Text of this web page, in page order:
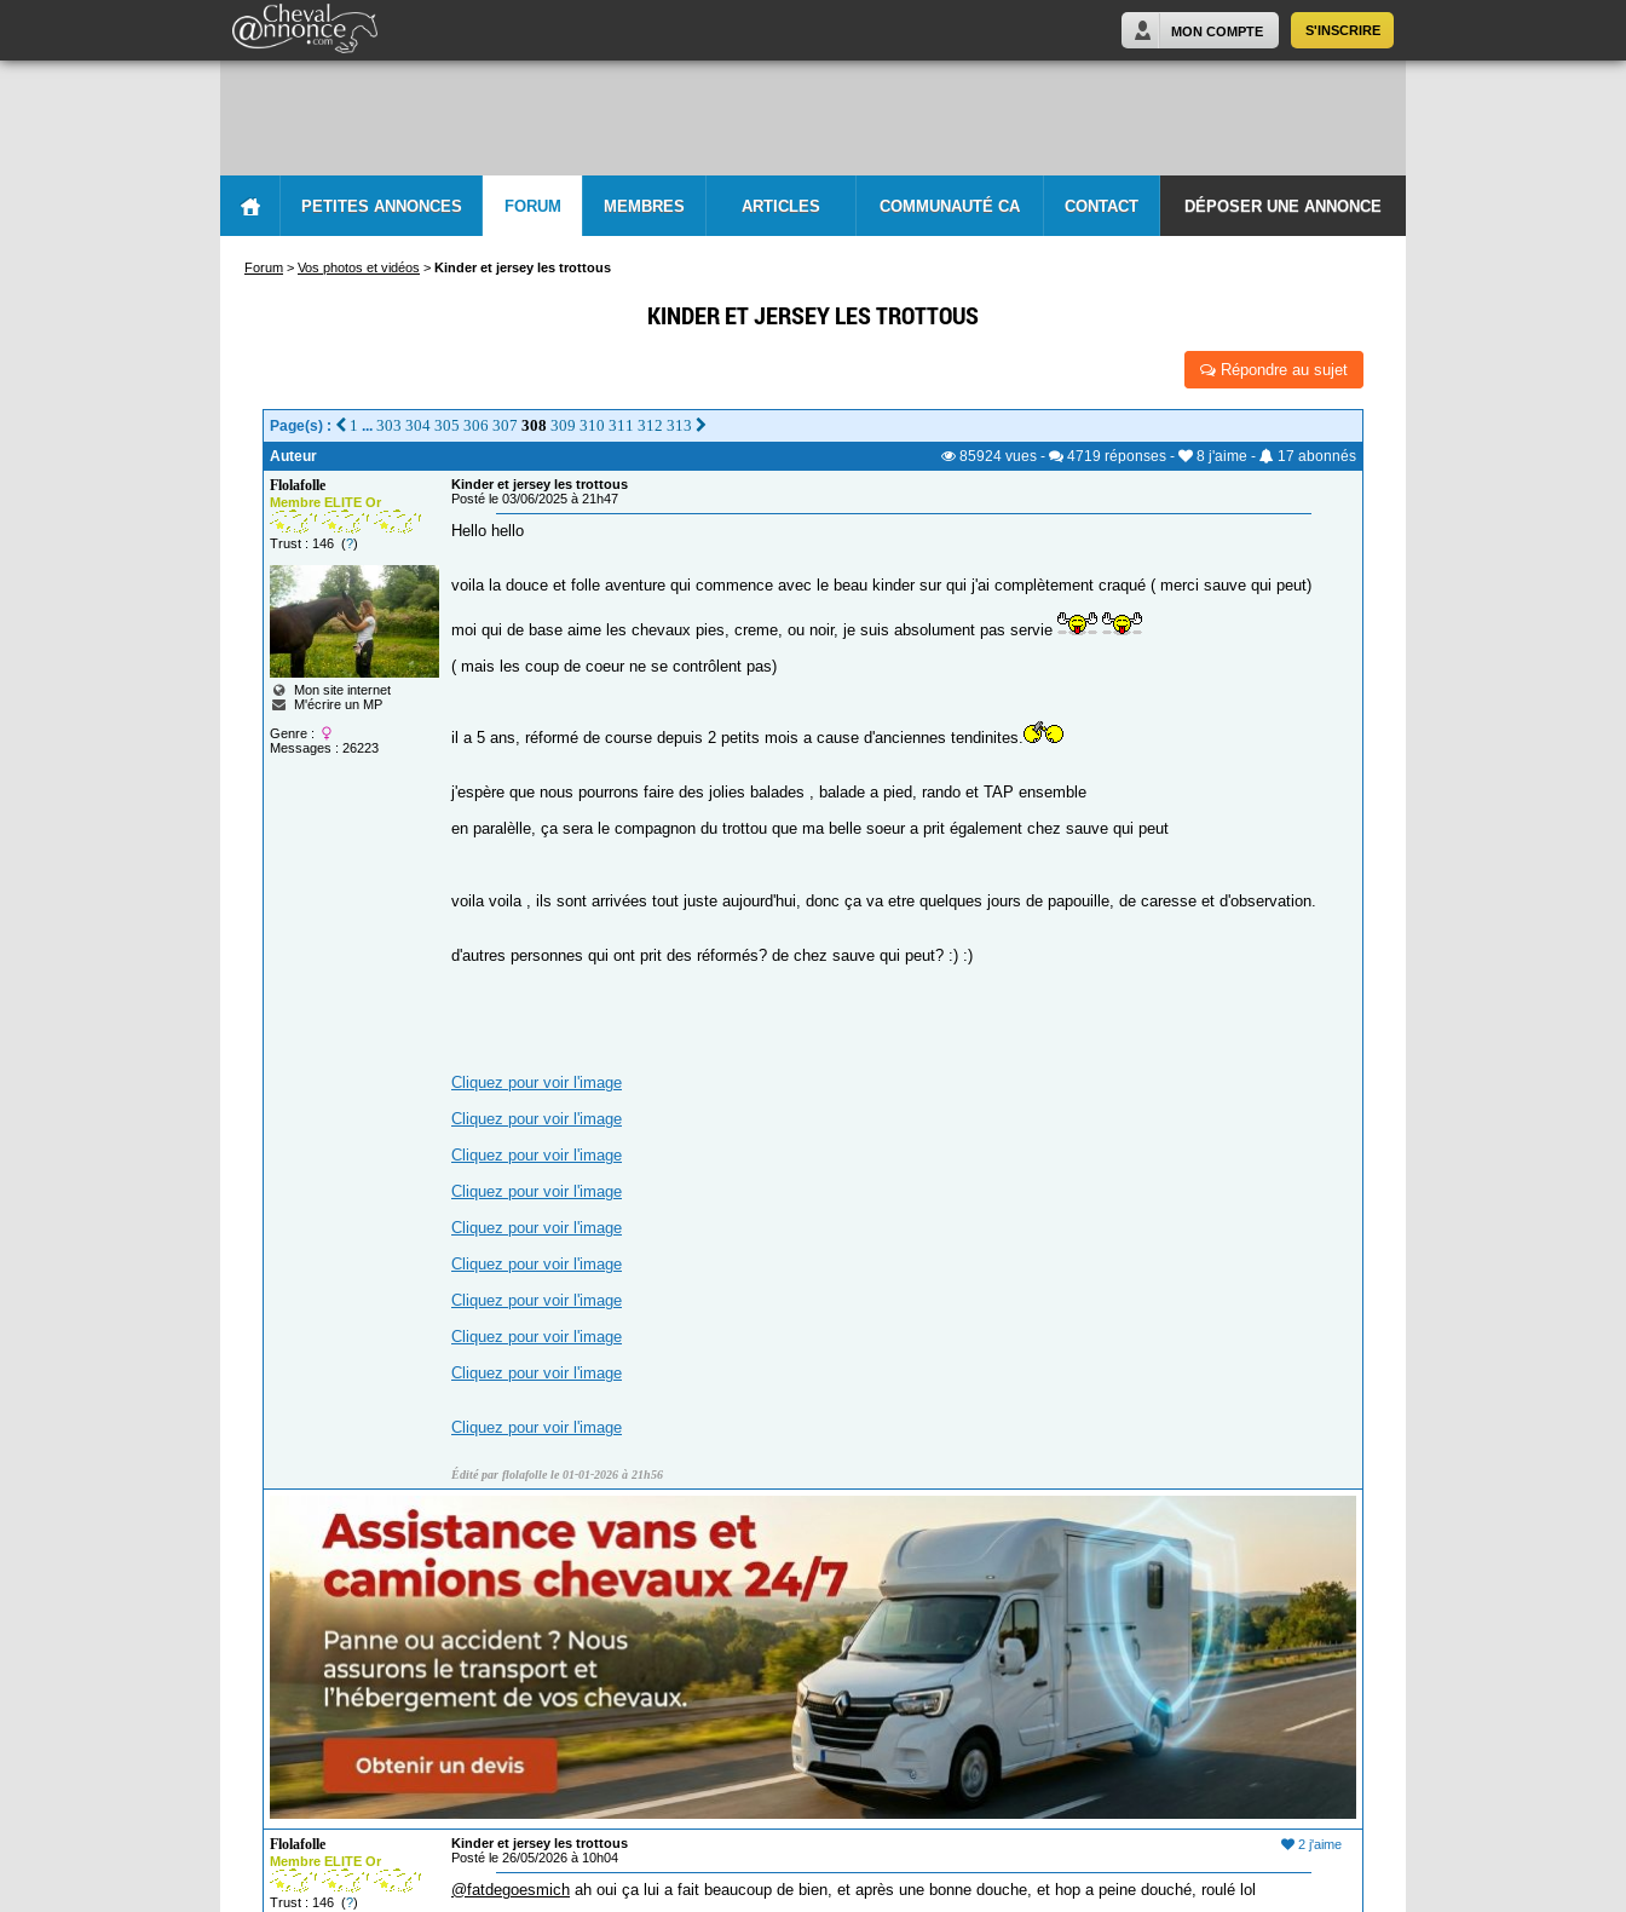
S'INSCRIRE
MON COMPTE
PETITES ANNONCES FORUM MEMBRES ARTICLES COMMUNAUTÉ CA CONTACT DÉPOSER UNE ANNONCE
Forum > Vos photos et vidéos > Kinder et jersey les trottous
KINDER ET JERSEY LES TROTTOUS
Répondre au sujet
Page(s) : 1 ... 303 304 305 306 307 308 309 310 311 312 313
Auteur 85924 vues - 4719 réponses - 8 j'aime - 17 abonnés
Flolafolle
Membre ELITE Or
Trust : 146 (?)
Mon site internet
M'écrire un MP
Genre :
Messages : 26223
Kinder et jersey les trottous
Posté le 03/06/2025 à 21h47
Hello hello
voila la douce et folle aventure qui commence avec le beau kinder sur qui j'ai complètement craqué ( merci sauve qui peut)
moi qui de base aime les chevaux pies, creme, ou noir, je suis absolument pas servie
( mais les coup de coeur ne se contrôlent pas)
il a 5 ans, réformé de course depuis 2 petits mois a cause d'anciennes tendinites.
j'espère que nous pourrons faire des jolies balades , balade a pied, rando et TAP ensemble
en paralèlle, ça sera le compagnon du trottou que ma belle soeur a prit également chez sauve qui peut
voila voila , ils sont arrivées tout juste aujourd'hui, donc ça va etre quelques jours de papouille, de caresse et d'observation.
d'autres personnes qui ont prit des réformés? de chez sauve qui peut? :) :)
Cliquez pour voir l'image
Cliquez pour voir l'image
Cliquez pour voir l'image
Cliquez pour voir l'image
Cliquez pour voir l'image
Cliquez pour voir l'image
Cliquez pour voir l'image
Cliquez pour voir l'image
Cliquez pour voir l'image
Cliquez pour voir l'image
Édité par flolafolle le 01-01-2026 à 21h56
Flolafolle
Membre ELITE Or
Trust : 146 (?)
2 j'aime
Kinder et jersey les trottous
Posté le 26/05/2026 à 10h04
@fatdegoesmich ah oui ça lui a fait beaucoup de bien, et après une bonne douche, et hop a peine douché, roulé lol